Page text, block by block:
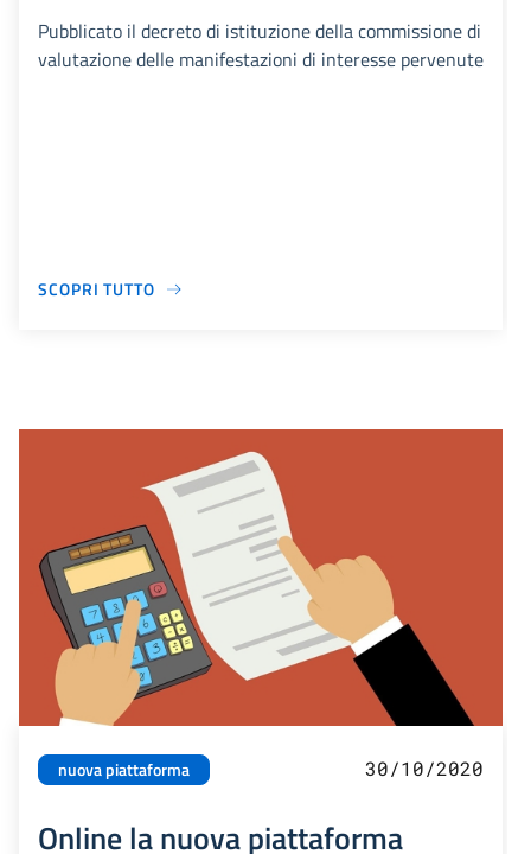
Pubblicato il decreto di istituzione della commissione di
valutazione delle manifestazioni di interesse pervenute
SCOPRI TUTTO
nuova piattaforma 30/10/2020
Online la nuova piattaforma